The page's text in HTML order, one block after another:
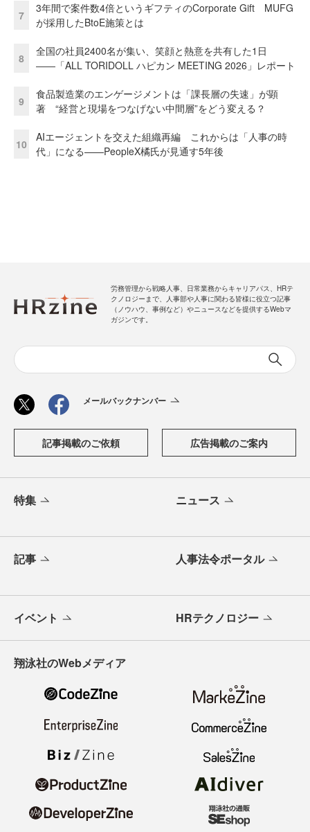
7
3年間で案件数4倍というギフティのCorporate Gift MUFG
が採用したBtoE施策とは
8
全国の社員2400名が集い、笑顔と熱意を共有した1日
――「ALL TORIDOLL ハピカン MEETING 2026」レポート
9
食品製造業のエンゲージメントは「課長層の失速」が顕
著 “経営と現場をつなげない中間層”をどう変える？
10
AIエージェントを交えた組織再編 これからは「人事の時
代」になる——PeopleX橘氏が見通す5年後
労務管理から戦略人事、日常業務からキャリアパス、HRテ
クノロジーまで、人事部や人事に関わる皆様に役立つ記事
（ノウハウ、事例など）やニュースなどを提供するWebマ
ガジンです。
メールバックナンバー
記事掲載のご依頼 広告掲載のご案内
特集 ニュース
記事 人事法令ポータル
イベント HRテクノロジー
翔泳社のWebメディア